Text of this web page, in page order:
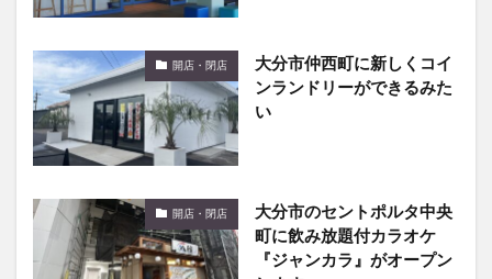
開店・閉店
大分市仲西町に新しくコイ
ンランドリーができるみた
い
開店・閉店
大分市のセントポルタ中央
町に飲み放題付カラオケ
『ジャンカラ』がオープン